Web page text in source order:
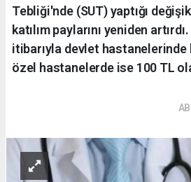
Tebliği'nde (SUT) yaptığı
katılım paylarını yeniden
itibarıyla devlet hastanelerinde
özel hastanelerde ise 100 TL